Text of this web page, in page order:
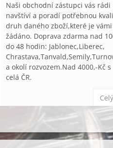
Naši obchodní zástupci vás rádi
navštíví a poradí potřebnou
druh daného zboží,které je vámi
žádáno. Doprava zdarma nad
do 48 hodin: Jablonec,Liberec,
a okolí rozvozem.Nad 4000,-Kč s
celá ČR.